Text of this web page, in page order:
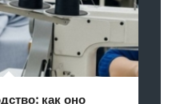
как оно